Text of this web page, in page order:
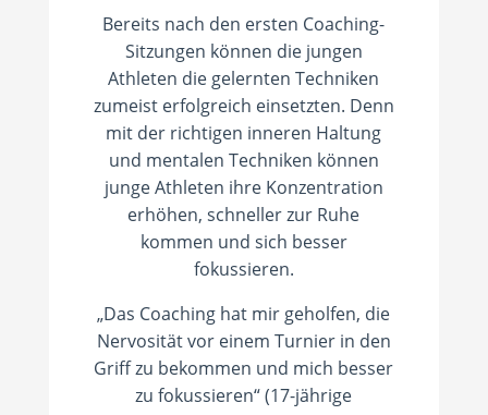
Bereits nach den ersten Coaching-
Sitzungen können die jungen
Athleten die gelernten Techniken
zumeist erfolgreich einsetzten. Denn
mit der richtigen inneren Haltung
und mentalen Techniken können
junge Athleten ihre Konzentration
erhöhen, schneller zur Ruhe
kommen und sich besser
fokussieren.
„Das Coaching hat mir geholfen, die
Nervosität vor einem Turnier in den
Griff zu bekommen und mich besser
zu fokussieren“ (17-jährige